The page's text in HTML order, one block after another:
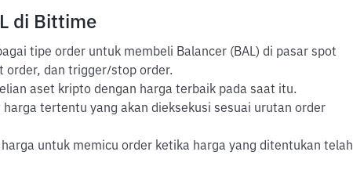
di Bittime
tipe order untuk membeli Balancer (BAL) di pasar spot
order, dan trigger/stop order.
aset kripto dengan harga terbaik pada saat itu.
tertentu yang akan dieksekusi sesuai urutan order
untuk memicu order ketika harga yang ditentukan telah